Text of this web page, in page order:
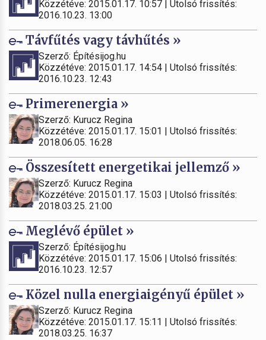
Közzétéve: 2015.01.17. 10:57 | Utolsó frissítés:
2016.10.23. 13:00
Távfűtés vagy távhűtés »
Szerző: Építésijog.hu
Közzétéve: 2015.01.17. 14:54 | Utolsó frissítés:
2016.10.23. 12:43
Primerenergia »
Szerző: Kurucz Regina
Közzétéve: 2015.01.17. 15:01 | Utolsó frissítés:
2018.06.05. 16:28
Összesített energetikai jellemző »
Szerző: Kurucz Regina
Közzétéve: 2015.01.17. 15:03 | Utolsó frissítés:
2018.03.25. 21:00
Meglévő épület »
Szerző: Építésijog.hu
Közzétéve: 2015.01.17. 15:06 | Utolsó frissítés:
2016.10.23. 12:57
Közel nulla energiaigényű épület »
Szerző: Kurucz Regina
Közzétéve: 2015.01.17. 15:11 | Utolsó frissítés:
2018.03.25. 16:37